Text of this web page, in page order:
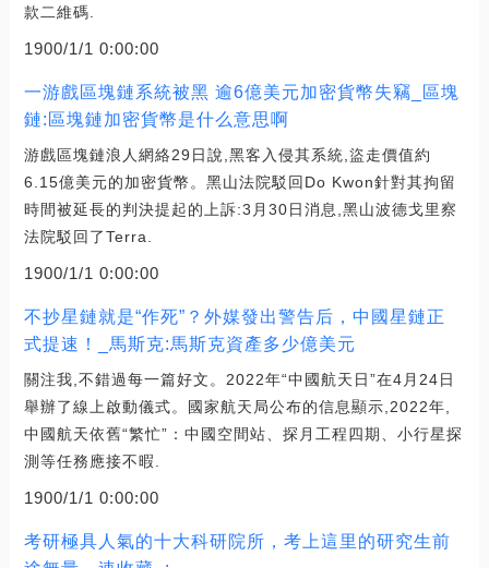
款二維碼.
1900/1/1 0:00:00
一游戲區塊鏈系統被黑 逾6億美元加密貨幣失竊_區塊
鏈:區塊鏈加密貨幣是什么意思啊
游戲區塊鏈浪人網絡29日說,黑客入侵其系統,盜走價值約
6.15億美元的加密貨幣。黑山法院駁回Do Kwon針對其拘留
時間被延長的判決提起的上訴:3月30日消息,黑山波德戈里察
法院駁回了Terra.
1900/1/1 0:00:00
不抄星鏈就是“作死”？外媒發出警告后，中國星鏈正
式提速！_馬斯克:馬斯克資產多少億美元
關注我,不錯過每一篇好文。2022年“中國航天日”在4月24日
舉辦了線上啟動儀式。國家航天局公布的信息顯示,2022年,
中國航天依舊“繁忙”：中國空間站、探月工程四期、小行星探
測等任務應接不暇.
1900/1/1 0:00:00
考研極具人氣的十大科研院所，考上這里的研究生前